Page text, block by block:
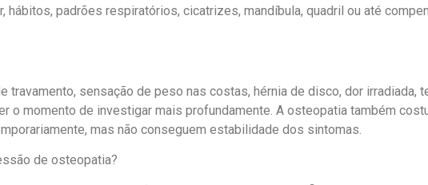
hábitos, padrões respiratórios, cicatrizes, mandíbula, quadril ou até
travamento, sensação de peso nas costas, hérnia de disco, dor irradiada,
o momento de investigar mais profundamente. A osteopatia também
mas não conseguem estabilidade dos sintomas.
de osteopatia?